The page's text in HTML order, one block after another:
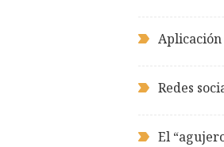
Aplicación
Redes
El